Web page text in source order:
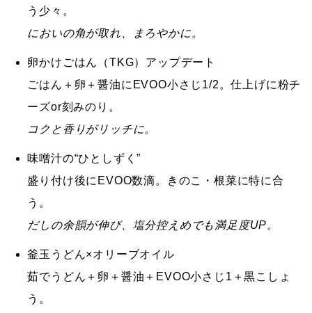
う少々。
においの角が取れ、まろやかに。
卵かけごはん（TKG）アップデート
ごはん＋卵＋醤油に EVOO小さじ1/2 。仕上げに粉チ
ーズor刻みのり。
コクと香りがリッチに。
味噌汁の“ひとしずく”
盛り付け後に EVOO数滴。きのこ・根菜に特に合
う。
だしの余韻が伸び、塩分控えめでも満足度UP。
釜玉うどん×オリーブオイル
茹でうどん＋卵＋醤油＋ EVOO小さじ1 ＋黒こしょ
う。